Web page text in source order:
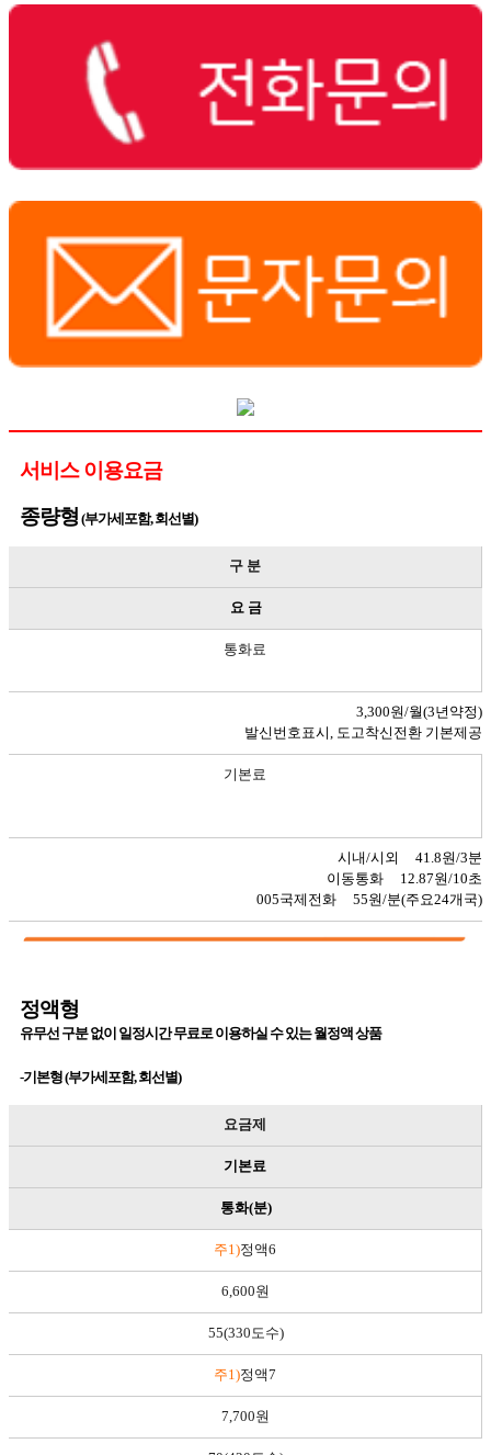
서비스 이용요금
종량형 (부가세포함, 회선별)
구 분
요 금
통화료
3,300원/월(3년약정)
발신번호표시, 도고착신전환 기본제공
기본료
시내/시외 41.8원/3분
이동통화 12.87원/10초
005국제전화 55원/분(주요24개국)
정액형
유무선 구분 없이 일정시간 무료로 이용하실 수 있는 월정액 상품
-기본형 (부가세포함, 회선별)
요금제
기본료
통화(분)
주1)정액6
6,600원
55(330도수)
주1)정액7
7,700원